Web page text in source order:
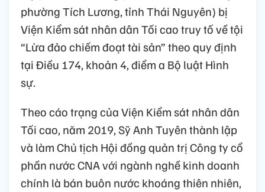
phường Tích Lương, tỉnh Thái Nguyên) bị
Viện Kiểm sát nhân dân Tối cao truy tố về tội
“Lừa đảo chiếm đoạt tài sản” theo quy định
tại Điều 174, khoản 4, điểm a Bộ luật Hình
sự.
Theo cáo trạng của Viện Kiểm sát nhân dân
Tối cao, năm 2019, Sỹ Anh Tuyên thành lập
và làm Chủ tịch Hội đồng quản trị Công ty cổ
phần nước CNA với ngành nghề kinh doanh
chính là bán buôn nước khoáng thiên nhiên,